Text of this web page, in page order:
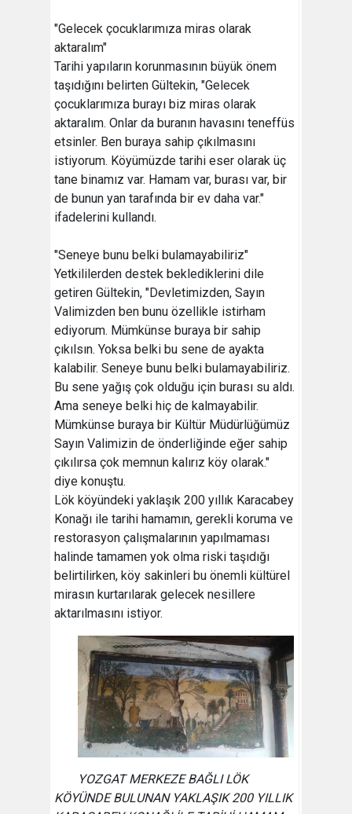
"Gelecek çocuklarımıza miras olarak
aktaralım"
Tarihi yapıların korunmasının büyük önem
taşıdığını belirten Gültekin, "Gelecek
çocuklarımıza burayı biz miras olarak
aktaralım. Onlar da buranın havasını teneffüs
etsinler. Ben buraya sahip çıkılmasını
istiyorum. Köyümüzde tarihi eser olarak üç
tane binamız var. Hamam var, burası var, bir
de bunun yan tarafında bir ev daha var."
ifadelerini kullandı.
"Seneye bunu belki bulamayabiliriz"
Yetkililerden destek beklediklerini dile
getiren Gültekin, "Devletimizden, Sayın
Valimizden ben bunu özellikle istirham
ediyorum. Mümkünse buraya bir sahip
çıkılsın. Yoksa belki bu sene de ayakta
kalabilir. Seneye bunu belki bulamayabiliriz.
Bu sene yağış çok olduğu için burası su aldı.
Ama seneye belki hiç de kalmayabilir.
Mümkünse buraya bir Kültür Müdürlüğümüz
Sayın Valimizin de önderliğinde eğer sahip
çıkılırsa çok memnun kalırız köy olarak."
diye konuştu.
Lök köyündeki yaklaşık 200 yıllık Karacabey
Konağı ile tarihi hamamın, gerekli koruma ve
restorasyon çalışmalarının yapılmaması
halinde tamamen yok olma riski taşıdığı
belirtilirken, köy sakinleri bu önemli kültürel
mirasın kurtarılarak gelecek nesillere
aktarılmasını istiyor.
YOZGAT MERKEZE BAĞLI LÖK
KÖYÜNDE BULUNAN YAKLAŞIK 200 YILLIK